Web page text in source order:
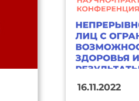
16.11.2022